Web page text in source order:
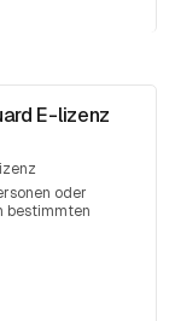
E-lizenz
oder
bestimmten